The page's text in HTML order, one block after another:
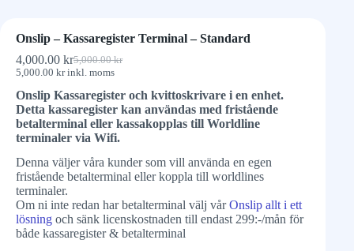
Onslip – Kassaregister Terminal – Standard
5,000.00 kr
4,000.00 kr
5,000.00 krinkl. moms
Onslip Kassaregister och kvittoskrivare i en enhet.
Detta kassaregister kan användas med fristående
betalterminal eller kassakopplas till Worldline
terminaler via Wifi.
Denna väljer våra kunder som vill använda en egen
fristående betalterminal eller koppla till worldlines
terminaler.
Om ni inte redan har betalterminal välj vårOnslip allt i ett
lösning och sänk licenskostnaden till endast 299:-/mån för
både kassaregister & betalterminal